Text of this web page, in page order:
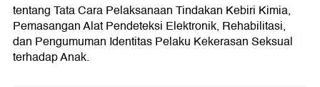
tentang Tata Cara Pelaksanaan Tindakan Kebiri Kimia,
Pemasangan Alat Pendeteksi Elektronik, Rehabilitasi,
dan Pengumuman Identitas Pelaku Kekerasan Seksual
terhadap Anak.